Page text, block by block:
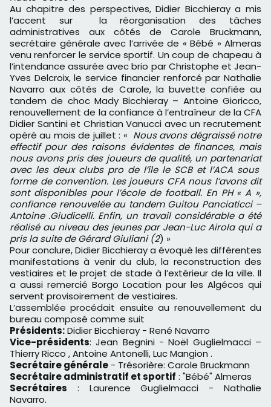
Au chapitre des perspectives, Didier Bicchieray a mis
l’accent sur la réorganisation des tâches
administratives aux côtés de Carole Bruckmann,
secrétaire générale avec l’arrivée de « Bébé » Almeras
venu renforcer le service sportif. Un coup de chapeau à
l’intendance assurée avec brio par Christophe et Jean-
Yves Delcroix, le service financier renforcé par Nathalie
Navarro aux côtés de Carole, la buvette confiée au
tandem de choc Mady Bicchieray – Antoine Gioricco,
renouvellement de la confiance à l’entraîneur de la CFA
Didier Santini et Christian Vanucci avec un recrutement
opéré au mois de juillet : « Nous avons dégraissé notre
effectif pour des raisons évidentes de finances, mais
nous avons pris des joueurs de qualité, un partenariat
avec les deux clubs pro de l’île le SCB et l’ACA sous
forme de convention. Les joueurs CFA nous l’avons dit
sont disponibles pour l’école de football. En PH « A »,
confiance renouvelée au tandem Guitou Panciaticci –
Antoine .Giudicelli. Enfin, un travail considérable a été
réalisé au niveau des jeunes par Jean-Luc Airola qui a
pris la suite de Gérard Giuliani (2) »
Pour conclure, Didier Bicchieray a évoqué les différentes
manifestations à venir du club, la reconstruction des
vestiaires et le projet de stade à l’extérieur de la ville. Il
a aussi remercié Borgo Location pour les Algécos qui
servent provisoirement de vestiaires.
L’assemblée procédait ensuite au renouvellement du
bureau composé comme suit
Présidents:Didier Bicchieray - René Navarro
Vice-présidents: Jean Begnini - Noël Guglielmacci –
Thierry Ricco , Antoine Antonelli, Luc Mangion .
Secrétaire générale - Trésorière: Carole Bruckmann
Secrétaire administratif et sportif : "Bébé" Almeras
Secrétaires : Laurence Guglielmacci - Nathalie
Navarro.